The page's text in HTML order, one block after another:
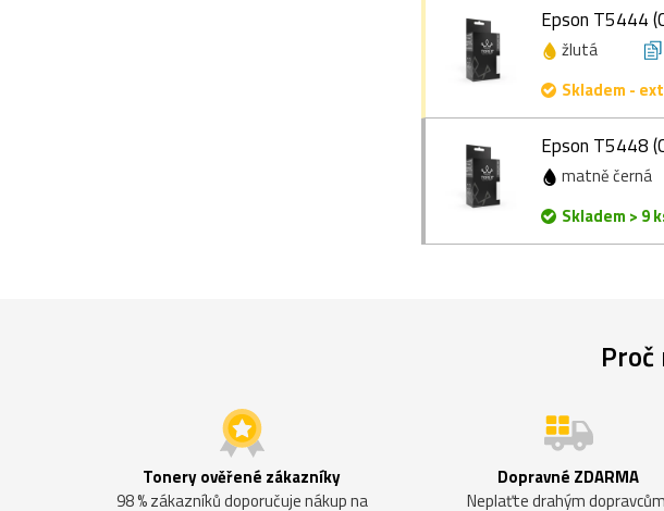
Epson T5444
žlutá
Skladem -
Epson T5448
matně černá
Skladem > 9
Proč
Tonery ověřené zákazníky
98 % zákazníků doporučuje nákup na
Dopravné ZDARMA
Neplaťte drahým